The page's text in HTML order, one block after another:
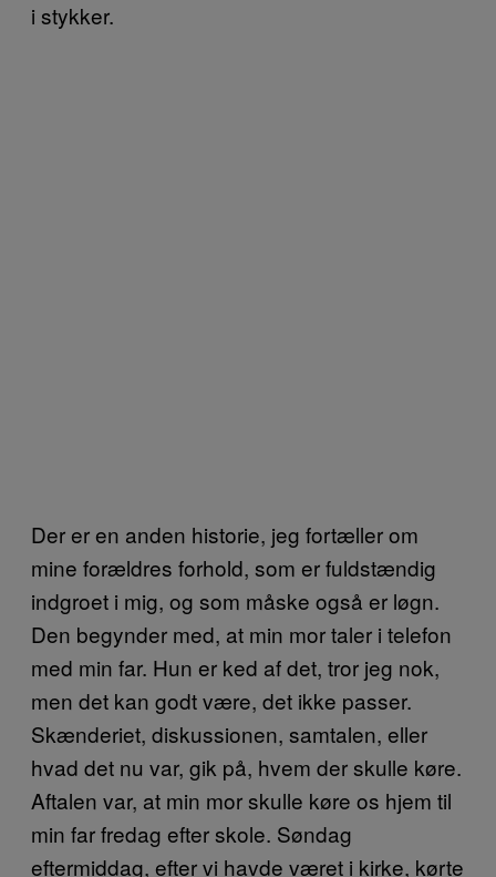
i stykker.
Der er en anden historie, jeg fortæller om
mine forældres forhold, som er fuldstændig
indgroet i mig, og som måske også er løgn.
Den begynder med, at min mor taler i telefon
med min far. Hun er ked af det, tror jeg nok,
men det kan godt være, det ikke passer.
Skænderiet, diskussionen, samtalen, eller
hvad det nu var, gik på, hvem der skulle køre.
Aftalen var, at min mor skulle køre os hjem til
min far fredag efter skole. Søndag
eftermiddag, efter vi havde været i kirke, kørte